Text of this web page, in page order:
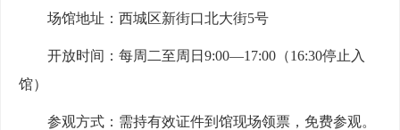
场馆地址：西城区新街口北大街5号
开放时间：每周二至周日9:00—17:00（16:30停止入
馆）
参观方式：需持有效证件到馆现场领票，免费参观。